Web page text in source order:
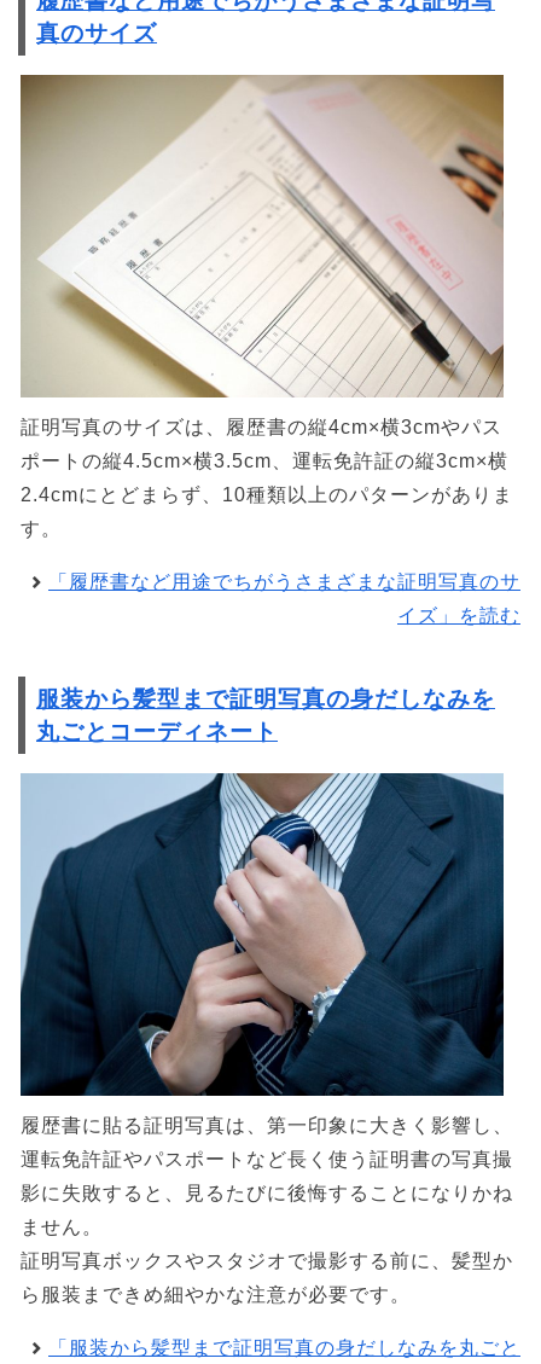
真のサイズ
証明写真のサイズは、履歴書の縦4cm×横3cmやパス
ポートの縦4.5cm×横3.5cm、運転免許証の縦3cm×横
2.4cmにとどまらず、10種類以上のパターンがありま
す。
「履歴書など用途でちがうさまざまな証明写真のサ
イズ」を読む
服装から髪型まで証明写真の身だしなみを
丸ごとコーディネート
履歴書に貼る証明写真は、第一印象に大きく影響し、
運転免許証やパスポートなど長く使う証明書の写真撮
影に失敗すると、見るたびに後悔することになりかね
ません。
証明写真ボックスやスタジオで撮影する前に、髪型か
ら服装まできめ細やかな注意が必要です。
「服装から髪型まで証明写真の身だしなみを丸ごと